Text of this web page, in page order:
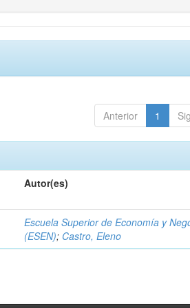
Anterior 1
Autor(es)
Escuela Superior de Economía y
(ESEN); Castro, Eleno